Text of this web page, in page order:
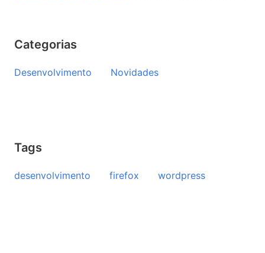
Categorias
Desenvolvimento Novidades
Tags
desenvolvimento firefox wordpress